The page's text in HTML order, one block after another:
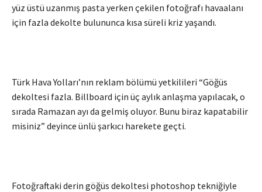
yüz üstü uzanmış pasta yerken çekilen fotoğrafı havaalanı
için fazla dekolte bulununca kısa süreli kriz yaşandı.
Türk Hava Yolları’nın reklam bölümü yetkilileri “Göğüs
dekoltesi fazla. Billboard için üç aylık anlaşma yapılacak, o
sırada Ramazan ayı da gelmiş oluyor. Bunu biraz kapatabilir
misiniz” deyince ünlü şarkıcı harekete geçti.
Fotoğraftaki derin göğüs dekoltesi photoshop tekniğiyle